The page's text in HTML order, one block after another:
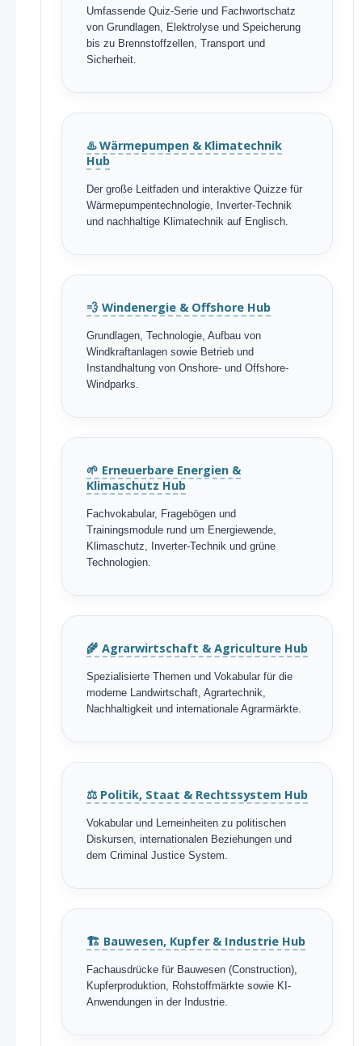
Umfassende Quiz-Serie und Fachwortschatz
von Grundlagen, Elektrolyse und Speicherung
bis zu Brennstoffzellen, Transport und
Sicherheit.
♨️ Wärmepumpen & Klimatechnik
Hub
Der große Leitfaden und interaktive Quizze für
Wärmepumpentechnologie, Inverter-Technik
und nachhaltige Klimatechnik auf Englisch.
💨 Windenergie & Offshore Hub
Grundlagen, Technologie, Aufbau von
Windkraftanlagen sowie Betrieb und
Instandhaltung von Onshore- und Offshore-
Windparks.
🌱 Erneuerbare Energien &
Klimaschutz Hub
Fachvokabular, Fragebögen und
Trainingsmodule rund um Energiewende,
Klimaschutz, Inverter-Technik und grüne
Technologien.
🌾 Agrarwirtschaft & Agriculture Hub
Spezialisierte Themen und Vokabular für die
moderne Landwirtschaft, Agrartechnik,
Nachhaltigkeit und internationale Agrarmärkte.
⚖️ Politik, Staat & Rechtssystem Hub
Vokabular und Lerneinheiten zu politischen
Diskursen, internationalen Beziehungen und
dem Criminal Justice System.
🏗️ Bauwesen, Kupfer & Industrie Hub
Fachausdrücke für Bauwesen (Construction),
Kupferproduktion, Rohstoffmärkte sowie KI-
Anwendungen in der Industrie.